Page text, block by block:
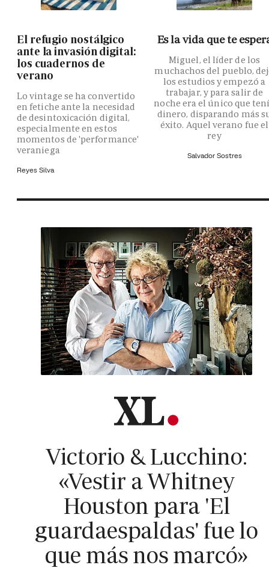
El refugio nostálgico
ante la invasión digital:
los cuadernos de
verano
Lo vintage se ha convertido
en fetiche ante la necesidad
de desintoxicación digital,
especialmente en estos
momentos de 'performance'
veraniega
Reyes Silva
Es la vida que te
Miguel, el líder de los
muchachos del pueblo,
los estudios y empezó a
trabajar, y para salir de
noche era el único que
dinero, disparando más
éxito. Aquel verano fue el
rey
Salvador Sostres
Victorio & Lucchino:
«Vestir a Whitney
Houston para 'El
guardaespaldas' fue lo
que más nos marcó»